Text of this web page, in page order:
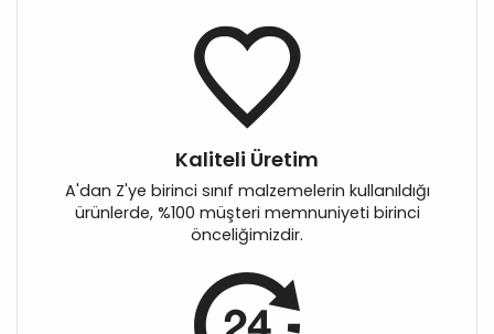
Kaliteli Üretim
A'dan Z'ye birinci sınıf malzemelerin kullanıldığı
ürünlerde, %100 müşteri memnuniyeti birinci
önceliğimizdir.